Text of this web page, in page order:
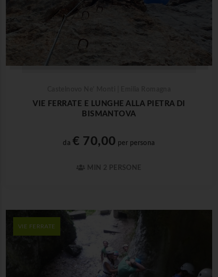
VIE FERRATE E LUNGHE ALLA PIETRA DI
BISMANTOVA
da € 70,00 per persona
MIN 2 PERSONE
VIE FERRATE